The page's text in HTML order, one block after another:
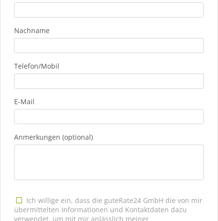
Nachname
Telefon/Mobil
E-Mail
Anmerkungen (optional)
Ich willige ein, dass die guteRate24 GmbH die von mir
übermittelten Informationen und Kontaktdaten dazu
verwendet, um mit mir anlässlich meiner